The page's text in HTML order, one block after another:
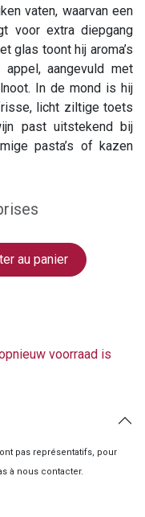
vaten, waarvan een
voor extra diepgang
glas toont hij aroma’s
aangevuld met
In de mond is hij
licht ziltige toets
past uitstekend bij
pasta’s of kazen
au panier
voorraad is
pas représentatifs, pour
à nous contacter.